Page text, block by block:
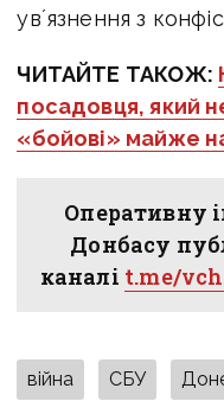
увʼязнення з
ЧИТАЙТЕ ТАКОЖ:
посадовця, який
«бойові» майже
Оперативну
Донбасу
каналі t.me/
війна СБУ